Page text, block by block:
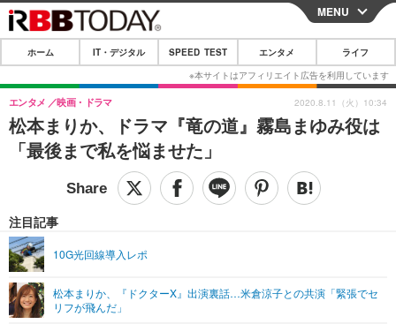
CLOSE
ホーム
IT・デジタル
IT・デジタルTOP スマートフォン
ショッピング その他
SPEED TEST
エンタメTOP 映画・ドラマ
グラビア
ライフTOP
その他
リリース一覧
プッシュ通知の停止方法
MENU
ホーム IT・デジタル SPEED TEST エンタメ ライフ
松本まりか、ドラマ『竜の道』霧島まゆみ役は
「最後まで私を悩ませた」
エンタメ 映画・ドラマ
注目記事
10G光回線導入レポ
松本まりか、『ドクターX』出演裏話…米倉涼子との共演「緊張でセ
リフが飛んだ」
2020.8.11（火）10:34